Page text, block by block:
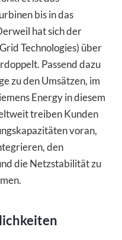
bis in das
hat sich der
Technologies) über
Passend dazu
zu den Umsätzen, im
Energy in diesem
treiben Kunden
voran,
den
die Netzstabilität zu